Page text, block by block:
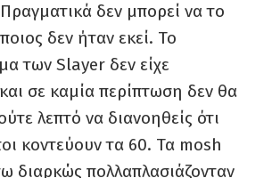
Πραγματικά δεν μπορεί να το
δεν ήταν εκεί. Το
των Slayer δεν είχε
σε καμία περίπτωση δεν θα
λεπτό να διανοηθείς ότι
κοντεύουν τα 60. Τα mosh
διαρκώς πολλαπλασιάζονταν